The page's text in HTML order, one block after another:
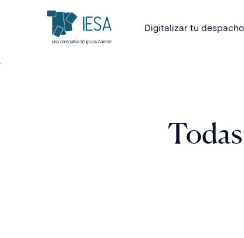
Digitalizar tu despacho